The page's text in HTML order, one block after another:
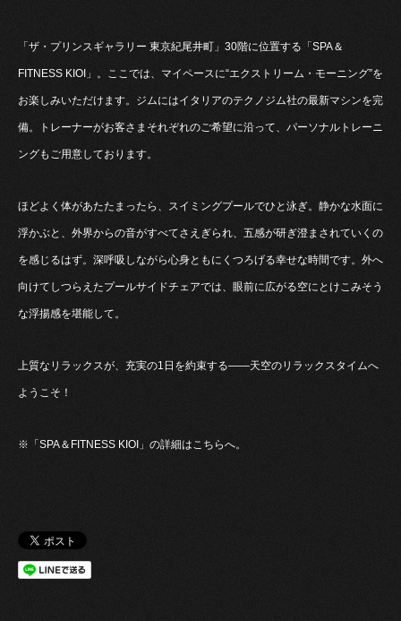
「ザ・プリンスギャラリー 東京紀尾井町」30階に位置する「SPA＆
FITNESS KIOI」。ここでは、マイペースに“エクストリーム・モーニング”を
お楽しみいただけます。ジムにはイタリアのテクノジム社の最新マシンを完
備。トレーナーがお客さまそれぞれのご希望に沿って、パーソナルトレーニ
ングもご用意しております。
ほどよく体があたたまったら、スイミングプールでひと泳ぎ。静かな水面に
浮かぶと、外界からの音がすべてさえぎられ、五感が研ぎ澄まされていくの
を感じるはず。深呼吸しながら心身ともにくつろげる幸せな時間です。外へ
向けてしつらえたプールサイドチェアでは、眼前に広がる空にとけこみそう
な浮揚感を堪能して。
上質なリラックスが、充実の1日を約束する――天空のリラックスタイムへ
ようこそ！
※「SPA＆FITNESS KIOI」の詳細はこちらへ。